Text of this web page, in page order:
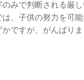
みで判断される厳し
は、子供の努力を可
ですが、がんばりま